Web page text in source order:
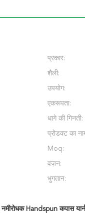
प्रकार:
शैली:
उपयोग:
एकरूपता:
धागे की गिनती:
प्रोडक्ट का
Moq:
वज़न:
भुगतान:
नमीरोधक Handspun कपास यार्न